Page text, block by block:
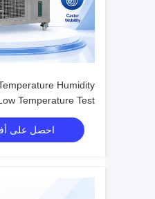
Humidity
Temperature Test
±0.1%R.H.
احصل على